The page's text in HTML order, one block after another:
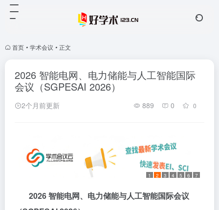
首页 • 学术会议 • 正文
2026 智能电网、电力储能与人工智能国际
会议（SGPESAI 2026）
2个月前更新 889 0 0
1 2 3 4 5 6 7
2026智能电网、电力储能与人工智能国际会议